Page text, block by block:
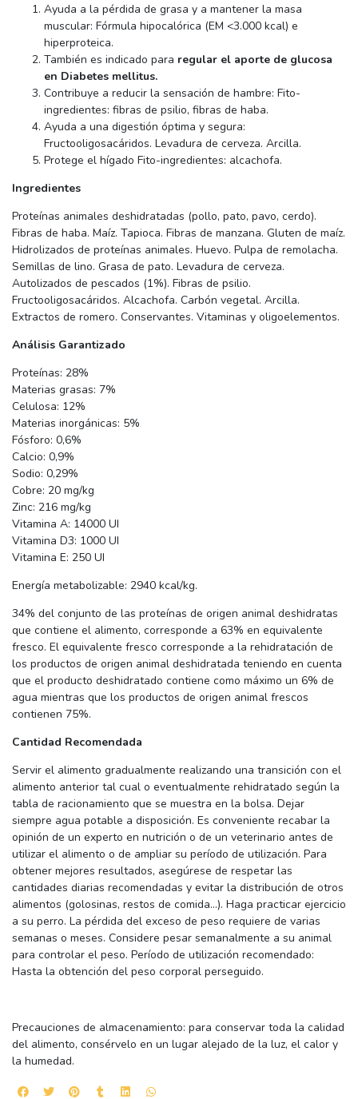
Ayuda a la pérdida de grasa y a mantener la masa
muscular: Fórmula hipocalórica (EM <3.000 kcal) e
hiperproteica.
También es indicado para regular el aporte de glucosa
en Diabetes mellitus.
Contribuye a reducir la sensación de hambre: Fito-
ingredientes: fibras de psilio, fibras de haba.
Ayuda a una digestión óptima y segura:
Fructooligosacáridos. Levadura de cerveza. Arcilla.
Protege el hígado Fito-ingredientes: alcachofa.
Ingredientes
Proteínas animales deshidratadas (pollo, pato, pavo, cerdo).
Fibras de haba. Maíz. Tapioca. Fibras de manzana. Gluten de maíz.
Hidrolizados de proteínas animales. Huevo. Pulpa de remolacha.
Semillas de lino. Grasa de pato. Levadura de cerveza.
Autolizados de pescados (1%). Fibras de psilio.
Fructooligosacáridos. Alcachofa. Carbón vegetal. Arcilla.
Extractos de romero. Conservantes. Vitaminas y oligoelementos.
Análisis Garantizado
Proteínas: 28%
Materias grasas: 7%
Celulosa: 12%
Materias inorgánicas: 5%
Fósforo: 0,6%
Calcio: 0,9%
Sodio: 0,29%
Cobre: 20 mg/kg
Zinc: 216 mg/kg
Vitamina A: 14000 UI
Vitamina D3: 1000 UI
Vitamina E: 250 UI
Energía metabolizable: 2940 kcal/kg.
34% del conjunto de las proteínas de origen animal deshidratas
que contiene el alimento, corresponde a 63% en equivalente
fresco. El equivalente fresco corresponde a la rehidratación de
los productos de origen animal deshidratada teniendo en cuenta
que el producto deshidratado contiene como máximo un 6% de
agua mientras que los productos de origen animal frescos
contienen 75%.
Cantidad Recomendada
Servir el alimento gradualmente realizando una transición con el
alimento anterior tal cual o eventualmente rehidratado según la
tabla de racionamiento que se muestra en la bolsa. Dejar
siempre agua potable a disposición. Es conveniente recabar la
opinión de un experto en nutrición o de un veterinario antes de
utilizar el alimento o de ampliar su período de utilización. Para
obtener mejores resultados, asegúrese de respetar las
cantidades diarias recomendadas y evitar la distribución de otros
alimentos (golosinas, restos de comida…). Haga practicar ejercicio
a su perro. La pérdida del exceso de peso requiere de varias
semanas o meses. Considere pesar semanalmente a su animal
para controlar el peso. Período de utilización recomendado:
Hasta la obtención del peso corporal perseguido.
Precauciones de almacenamiento: para conservar toda la calidad
del alimento, consérvelo en un lugar alejado de la luz, el calor y
la humedad.